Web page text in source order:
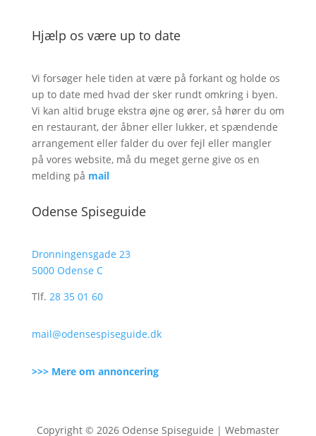
Hjælp os være up to date
Vi forsøger hele tiden at være på forkant og holde os
up to date med hvad der sker rundt omkring i byen.
Vi kan altid bruge ekstra øjne og ører, så hører du om
en restaurant, der åbner eller lukker, et spændende
arrangement eller falder du over fejl eller mangler
på vores website, må du meget gerne give os en
melding på mail
Odense Spiseguide
Dronningensgade 23
5000 Odense C
Tlf. 28 35 01 60
mail@odensespiseguide.dk
>>> Mere om annoncering
Copyright © 2026 Odense Spiseguide | Webmaster